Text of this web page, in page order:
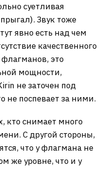
суетливая
Звук тоже
явно есть над чем
качественного
это
мощности,
не заточен под
не поспевает за ними.
кто снимает много
С другой стороны,
что у флагмана не
же уровне, что и у